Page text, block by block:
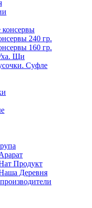
240 гр.
160 гр.
Щи
Суфле
Продукт
Деревня